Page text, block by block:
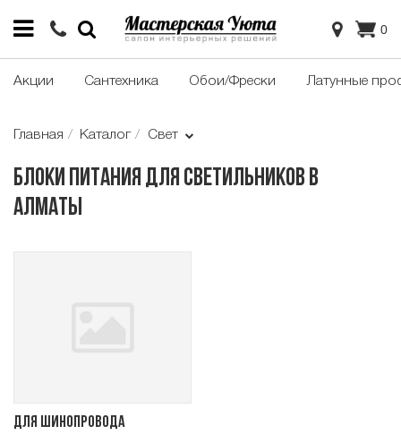
0
Акции Сантехника Обои/Фрески Латунные
Главная Каталог Свет
Блоки питания для светильников в
Алматы
Для шинопровода